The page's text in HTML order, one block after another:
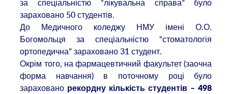
за спеціальністю “лікувальна справа” було
зараховано 50 студентів.
До Медичного коледжу НМУ імені О.О.
Богомольця за спеціальністю “стоматологія
ортопедична” зараховано 31 студент.
Окрім того, на фармацевтичний факультет (заочна
форма навчання) в поточному році було
зараховано рекордну кількість студентів – 498